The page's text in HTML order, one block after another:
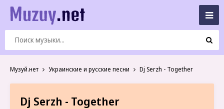
Музуй.нет Украинские и русские песни Dj Serzh - Together
Dj Serzh - Together